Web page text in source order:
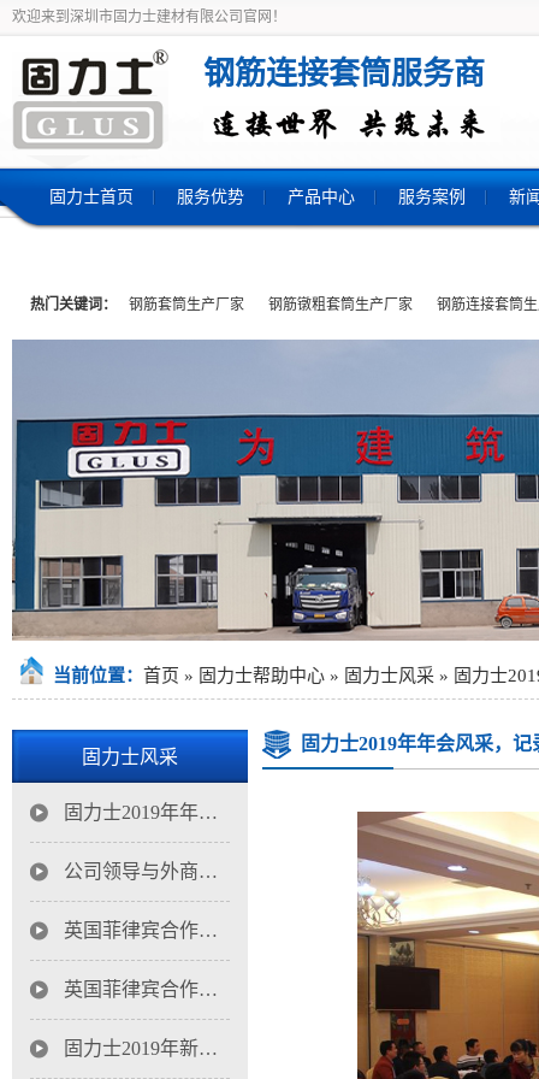
欢迎来到深圳市固力士建材有限公司官网！
钢筋连接套筒服务商
固力士首页 服务优势 产品中心 服务案例 新
热门关键词： 钢筋套筒生产厂家 钢筋镦粗套筒生产厂家 钢筋连接套筒
当前位置： 首页 » 固力士帮助中心 » 固力士风采 » 固力士
固力士2019年年会风采，
固力士风采
固力士2019年年会风采，记录精彩瞬间
公司领导与外商在可悍性套筒生产基地合影
英国菲律宾合作伙伴考察深业物流中心钢筋直螺纹套筒项目
英国菲律宾合作伙伴考察固力士深圳钢筋直螺纹连接套筒合影
固力士2019年新年开工大吉